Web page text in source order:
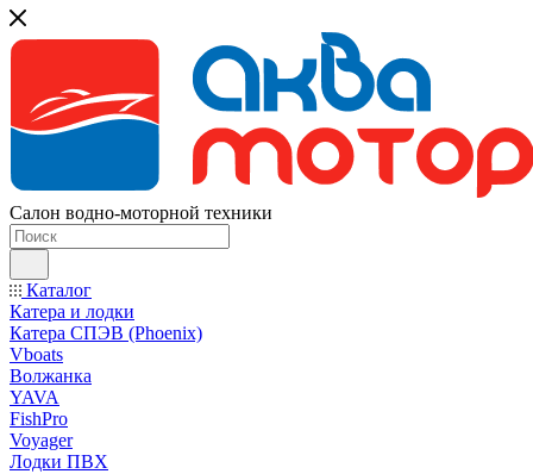
Салон водно-моторной техники
Каталог
Катера и лодки
Катера СПЭВ (Phoenix)
Vboats
Волжанка
YAVA
FishPro
Voyager
Лодки ПВХ